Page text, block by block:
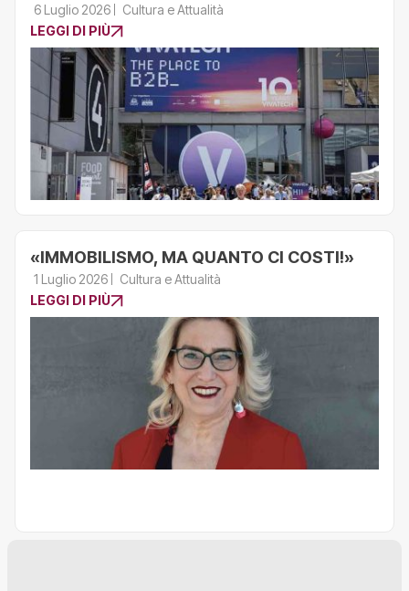
6 Luglio 2026
Cultura e Attualità
LEGGI DI PIÙ
«IMMOBILISMO, MA QUANTO CI COSTI!»
1 Luglio 2026
Cultura e Attualità
LEGGI DI PIÙ